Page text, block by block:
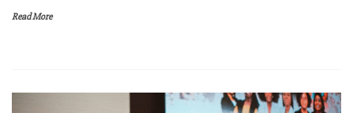
Read More